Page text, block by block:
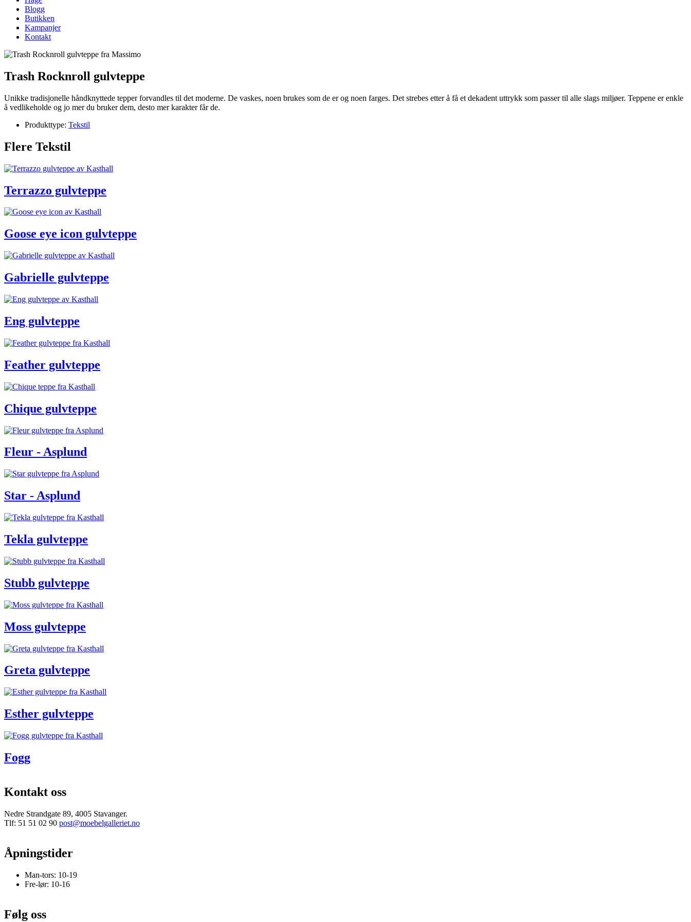
Blogg
Butikken
Kampanjer
Kontakt
Trash Rocknroll gulvteppe
Unikke tradisjonelle håndknyttede tepper forvandles til det moderne. De vaskes, noen brukes som de er og noen farges. Det strebes etter å få et dekadent uttrykk som passer til alle slags miljøer. Teppene er enkle
å vedlikeholde og jo mer du bruker dem, desto mer karakter får de.
Produkttype: Tekstil
Flere Tekstil
Terrazzo gulvteppe
Goose eye icon gulvteppe
Gabrielle gulvteppe
Eng gulvteppe
Feather gulvteppe
Chique gulvteppe
Fleur - Asplund
Star - Asplund
Tekla gulvteppe
Stubb gulvteppe
Moss gulvteppe
Greta gulvteppe
Esther gulvteppe
Fogg
Kontakt oss
Nedre Strandgate 89, 4005 Stavanger.
Tlf: 51 51 02 90 post@moebelgalleriet.no
Åpningstider
Man-tors: 10-19
Fre-lør: 10-16
Følg oss